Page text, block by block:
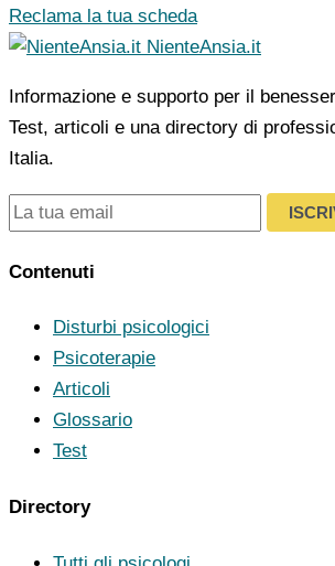
Reclama la tua scheda
NienteAnsia.it
Informazione e supporto per il
Test, articoli e una directory di
Italia.
Contenuti
Disturbi psicologici
Psicoterapie
Articoli
Glossario
Test
Directory